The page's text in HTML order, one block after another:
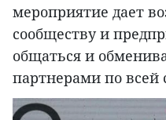
мероприятие дает
сообществу и
общаться и
партнерами по всей